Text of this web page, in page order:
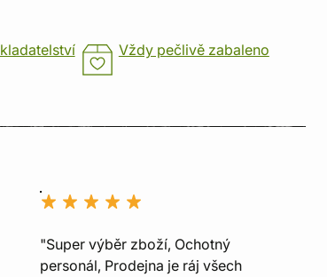
Vždy pečlivě zabaleno
"Super výběr zboží, Ochotný
personál, Prodejna je ráj všech